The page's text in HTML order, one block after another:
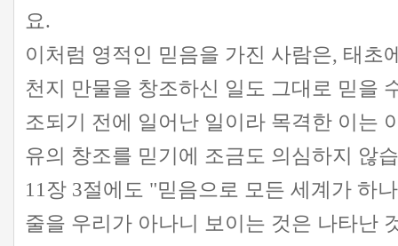
요.
이처럼 영적인 믿음을 가진 사람은, 태초
천지 만물을 창조하신 일도 그대로 믿을
조되기 전에 일어난 일이라 목격한 이는
유의 창조를 믿기에 조금도 의심하지 않
11장 3절에도 "믿음으로 모든 세계가 하
줄을 우리가 아나니 보이는 것은 나타난